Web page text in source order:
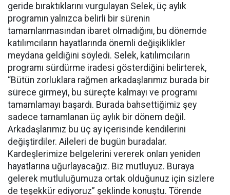
geride bıraktıklarını vurgulayan Selek, üç aylık
programın yalnızca belirli bir sürenin
tamamlanmasından ibaret olmadığını, bu dönemde
katılımcıların hayatlarında önemli değişiklikler
meydana geldiğini söyledi. Selek, katılımcıların
programı sürdürme iradesi gösterdiğini belirterek,
“Bütün zorluklara rağmen arkadaşlarımız burada bir
sürece girmeyi, bu süreçte kalmayı ve programı
tamamlamayı başardı. Burada bahsettiğimiz şey
sadece tamamlanan üç aylık bir dönem değil.
Arkadaşlarımız bu üç ay içerisinde kendilerini
değiştirdiler. Aileleri de bugün buradalar.
Kardeşlerimize belgelerini vererek onları yeniden
hayatlarına uğurlayacağız. Biz mutluyuz. Buraya
gelerek mutluluğumuza ortak olduğunuz için sizlere
de teşekkür ediyoruz” şeklinde konuştu. Törende